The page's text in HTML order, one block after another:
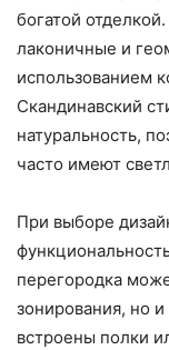
богатой
лаконичные и
использованием
Скандинавский
натуральность,
часто имеют
При выборе
перегородка
зонирования, но
встроены полки